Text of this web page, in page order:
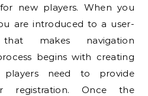
new players. When you
are introduced to a user-
makes navigation
begins with creating
need to provide
registration. Once the